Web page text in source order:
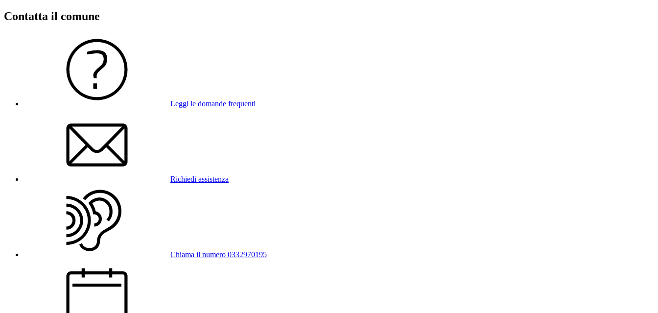
Contatta il comune
Leggi le domande frequenti
Richiedi assistenza
Chiama il numero 0332970195